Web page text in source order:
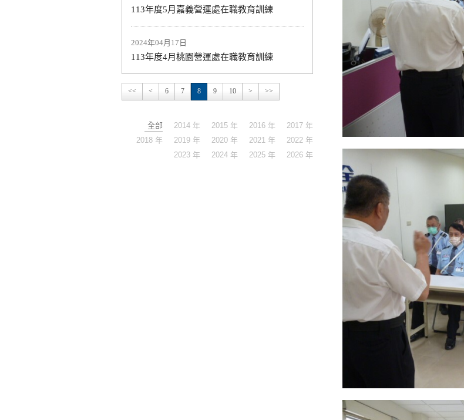
113年度5月嘉義營運處在職教育訓練
2024年04月17日
113年度4月桃園營運處在職教育訓練
<< < 6 7 8 9 10 > >>
全部 2014 年 2015 年 2016 年
2017 年
2018 年
2019 年 2020 年 2021 年
2022 年
2023 年
2024 年 2025 年 2026 年